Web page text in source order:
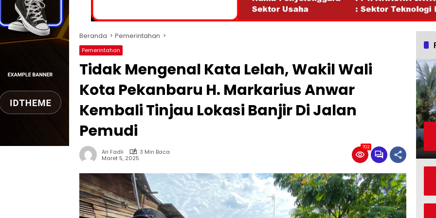
Beranda Pemerintahan
Pemerintahan
Tidak Mengenal Kata Lelah, Wakil Wali
Kota Pekanbaru H. Markarius Anwar
Kembali Tinjau Lokasi Banjir Di Jalan
Pemudi
Ari Fadli
3 Min Baca
Maret 5, 2025
702